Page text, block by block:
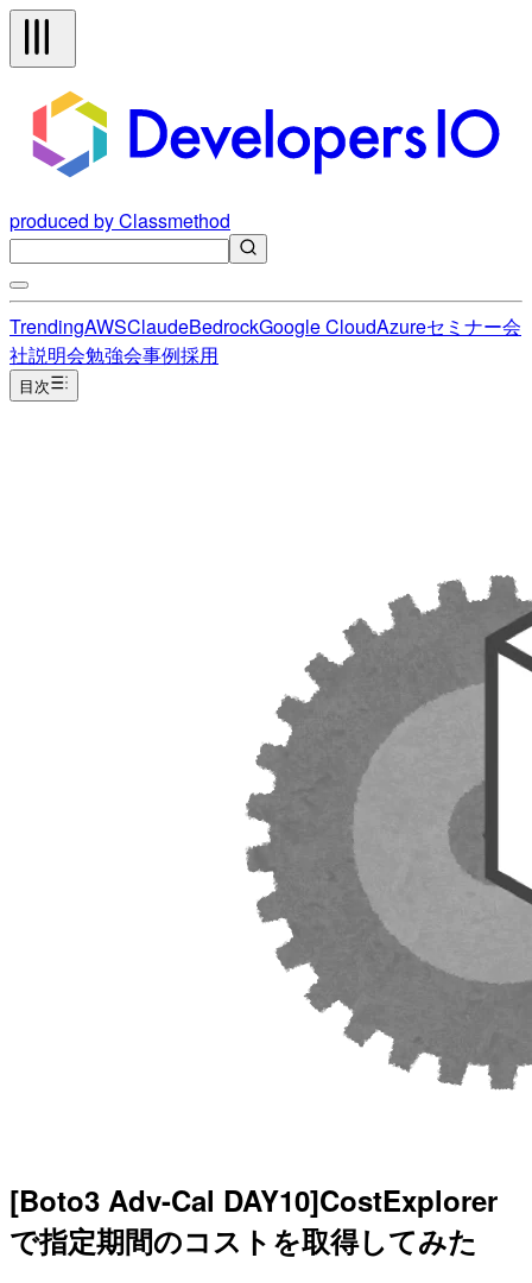
produced by Classmethod
TrendingAWSClaudeBedrockGoogle CloudAzureセミナー会
社説明会勉強会事例採用
目次
[Boto3 Adv-Cal DAY10]CostExplorer
で指定期間のコストを取得してみた